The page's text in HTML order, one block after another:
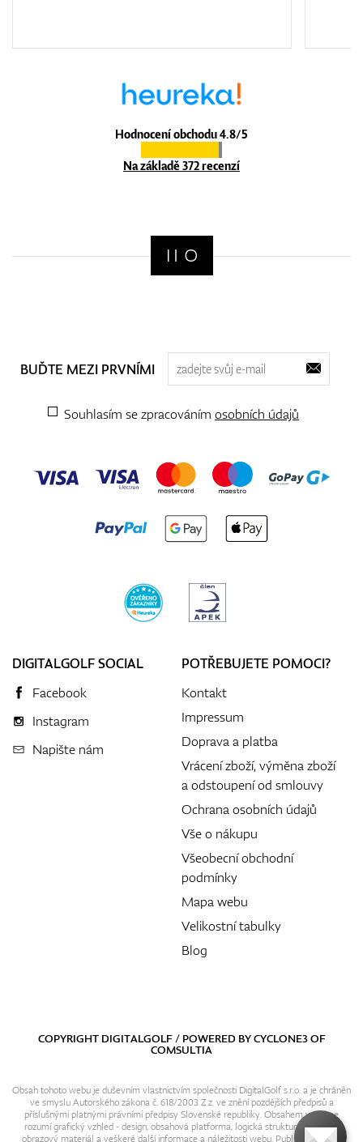
Hodnocení obchodu 4.8/5
Na základě 372 recenzí
BUĎTE MEZI PRVNÍMI
Souhlasím se zpracováním osobních údajů
DIGITALGOLF SOCIAL
Facebook
Instagram
Napište nám
POTŘEBUJETE POMOCI?
Kontakt
Impressum
Doprava a platba
Vrácení zboží, výměna zboží
a odstoupení od smlouvy
Ochrana osobních údajů
Vše o nákupu
Všeobecní obchodní
podmínky
Mapa webu
Velikostní tabulky
Blog
COPYRIGHT DIGITALGOLF / POWERED BYCYCLONE3OF
COMSULTIA
Obsah tohoto webu je duševním vlastnictvím společnosti DigitalGolf s.r.o. a je chráněn
ve smyslu Autorského zákona č. 618/2003 Z.z. ve znění pozdějších předpisů a
příslušnými platnými právními předpisy Slovenské republiky. Obsahem webu se
rozumí grafický vzhled - design, obsahová platforma, logická struktura, textový i
obrazový materiál a veškeré další informace a náležitosti webu. Publikování resp.